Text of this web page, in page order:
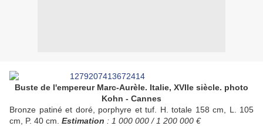
Buste de l'empereur Marc-Aurèle. Italie, XVIIe siècle. photo
Kohn - Cannes
Bronze patiné et doré, porphyre et tuf. H. totale 158 cm, L. 105
cm, P. 40 cm. Estimation : 1 000 000 / 1 200 000 €